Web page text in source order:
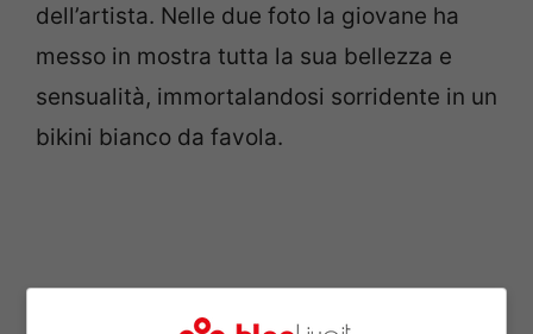
dell’artista. Nelle due foto la giovane ha
messo in mostra tutta la sua bellezza e
sensualità, immortalandosi sorridente in un
bikini bianco da favola.